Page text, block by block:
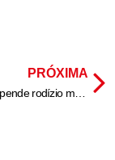
PRÓXIMA
São Paulo suspende rodízio municipal de veículos para o fim do ano; saiba mais